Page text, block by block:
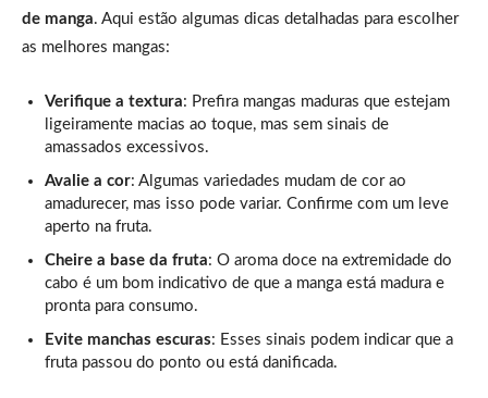
de manga. Aqui estão algumas dicas detalhadas para escolher
as melhores mangas:
Verifique a textura: Prefira mangas maduras que estejam
ligeiramente macias ao toque, mas sem sinais de
amassados excessivos.
Avalie a cor: Algumas variedades mudam de cor ao
amadurecer, mas isso pode variar. Confirme com um leve
aperto na fruta.
Cheire a base da fruta: O aroma doce na extremidade do
cabo é um bom indicativo de que a manga está madura e
pronta para consumo.
Evite manchas escuras: Esses sinais podem indicar que a
fruta passou do ponto ou está danificada.